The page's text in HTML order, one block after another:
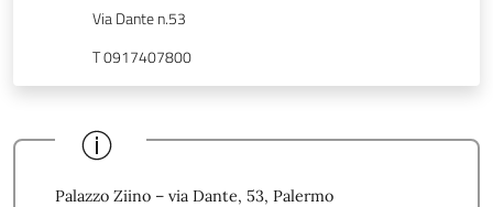
Via Dante n.53
T 0917407800
Palazzo Ziino – via Dante, 53, Palermo